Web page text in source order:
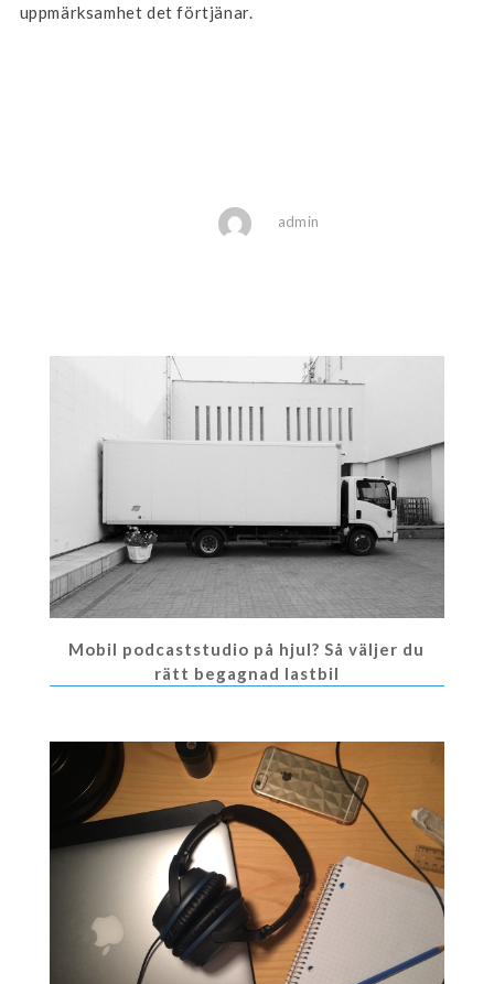
uppmärksamhet det förtjänar.
admin
Mobil podcaststudio på hjul? Så väljer du
rätt begagnad lastbil